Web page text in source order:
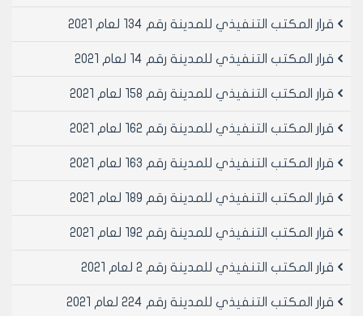
قرار المكتب التنفيذي للمدينة رقم 134 لعام 2021
قرار المكتب التنفيذي للمدينة رقم 14 لعام 2021
قرار المكتب التنفيذي للمدينة رقم 158 لعام 2021
قرار المكتب التنفيذي للمدينة رقم 162 لعام 2021
قرار المكتب التنفيذي للمدينة رقم 163 لعام 2021
قرار المكتب التنفيذي للمدينة رقم 189 لعام 2021
قرار المكتب التنفيذي للمدينة رقم 192 لعام 2021
قرار المكتب التنفيذي للمدينة رقم 2 لعام 2021
قرار المكتب التنفيذي للمدينة رقم 224 لعام 2021